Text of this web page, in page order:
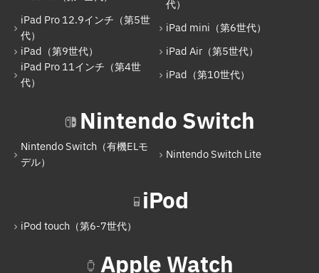
iPad Pro 12.9インチ（第5世代）
iPad mini（第6世代）
iPad（第9世代）
iPad Pro 11インチ（第4世代）
Nintendo Switch
iPod touch（第6-7世代）
代）
iPad Pro 12.9インチ（第5世
代）
iPad mini（第6世代）
iPad（第9世代）
iPad Air（第5世代）
iPad Pro 11インチ（第4世
代）
iPad（第10世代）
Nintendo Switch
Nintendo Switch（有機ELモ
デル）
Nintendo Switch Lite
iPod
iPod touch（第6-7世代）
Apple Watch